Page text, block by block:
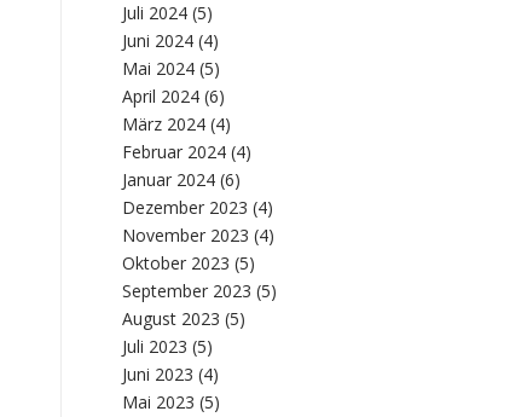
Juli 2024 (5)
Juni 2024 (4)
Mai 2024 (5)
April 2024 (6)
März 2024 (4)
Februar 2024 (4)
Januar 2024 (6)
Dezember 2023 (4)
November 2023 (4)
Oktober 2023 (5)
September 2023 (5)
August 2023 (5)
Juli 2023 (5)
Juni 2023 (4)
Mai 2023 (5)